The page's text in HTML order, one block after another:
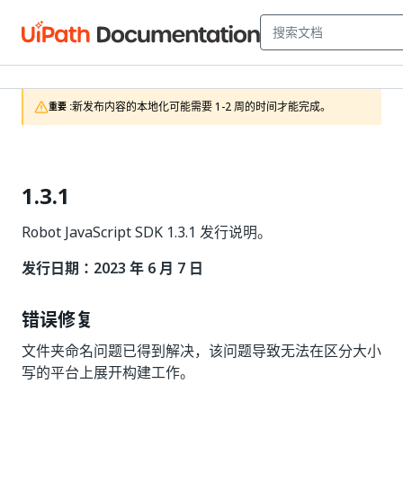
重要 :新发布内容的本地化可能需要 1-2 周的时间才能完成。
1.3.1
Robot JavaScript SDK 1.3.1 发行说明。
发行日期：2023 年 6 月 7 日
错误修复
文件夹命名问题已得到解决，该问题导致无法在区分大小
写的平台上展开构建工作。